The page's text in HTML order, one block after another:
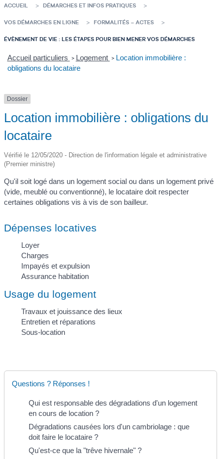
ACCUEIL DÉMARCHES ET INFOS PRATIQUES
VOS DÉMARCHES EN LIGNE FORMALITÉS – ACTES
ÉVÈNEMENT DE VIE : LES ÉTAPES POUR BIEN MENER VOS DÉMARCHES
Accueil particuliers > Logement > Location immobilière :
obligations du locataire
Dossier
Location immobilière : obligations du
locataire
Vérifié le 12/05/2020 - Direction de l'information légale et administrative
(Premier ministre)
Qu'il soit logé dans un logement social ou dans un logement privé
(vide, meublé ou conventionné), le locataire doit respecter
certaines obligations vis à vis de son bailleur.
Dépenses locatives
Loyer
Charges
Impayés et expulsion
Assurance habitation
Usage du logement
Travaux et jouissance des lieux
Entretien et réparations
Sous-location
Questions ? Réponses !
Qui est responsable des dégradations d'un logement
en cours de location ?
Dégradations causées lors d'un cambriolage : que
doit faire le locataire ?
Qu'est-ce que la "trêve hivernale" ?